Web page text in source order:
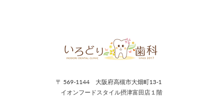
〒 569-1144 大阪府高槻市大畑町13-1
イオンフードスタイル摂津富田店１階